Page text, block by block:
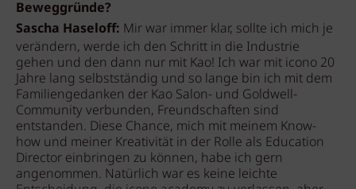
Beweggründe?
Sascha Haseloff: Mir war immer klar, sollte ich mich je
verändern, werde ich den Schritt in die Industrie
gehen und den dann nur mit Kao! Ich war mit icono 20
Jahre lang selbstständig und so lange bin ich mit dem
Familiengedanken der Kao Salon- und Goldwell-
Community verbunden, Freundschaften sind
entstanden. Diese Chance, mich mit meinem Know-
how und meiner Kreativität in der Rolle als Education
Director einbringen zu können, habe ich gern
angenommen. Natürlich war es keine leichte